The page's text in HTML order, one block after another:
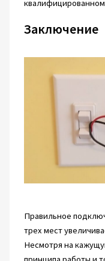
Заключение
Правильное
трех мест
Несмотря на